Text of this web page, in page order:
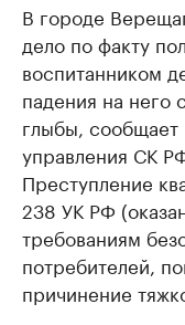
В городе
дело по факту
воспитанником
падения на него
глыбы, сообщает
управления СК
Преступление
238 УК РФ
требованиям
потребителей,
причинение